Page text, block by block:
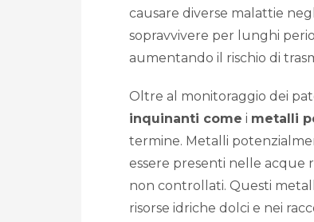
causare diverse malattie
sopravvivere per lunghi
aumentando il rischio di
Oltre al monitoraggio dei
inquinanti come i metalli
termine. Metalli
essere presenti nelle acque
non controllati. Questi
risorse idriche dolci e nei